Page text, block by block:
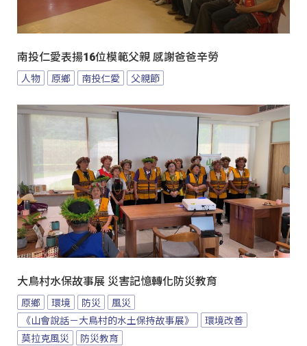
南投仁愛表揚16位模範父親 感謝爸爸辛勞
人物 原鄉 南投仁愛 父親節
大鳥村水保故事展 災害記憶轉化防災教育
原鄉 環境 防災
風災
《山會說話－大鳥村的水土保持故事展》
環境改善
莫拉克風災
防災教育